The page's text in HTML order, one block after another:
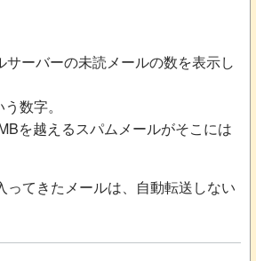
サーバーの未読メールの数を表示し
数字。
を越えるスパムメールがそこには
ってきたメールは、自動転送しない